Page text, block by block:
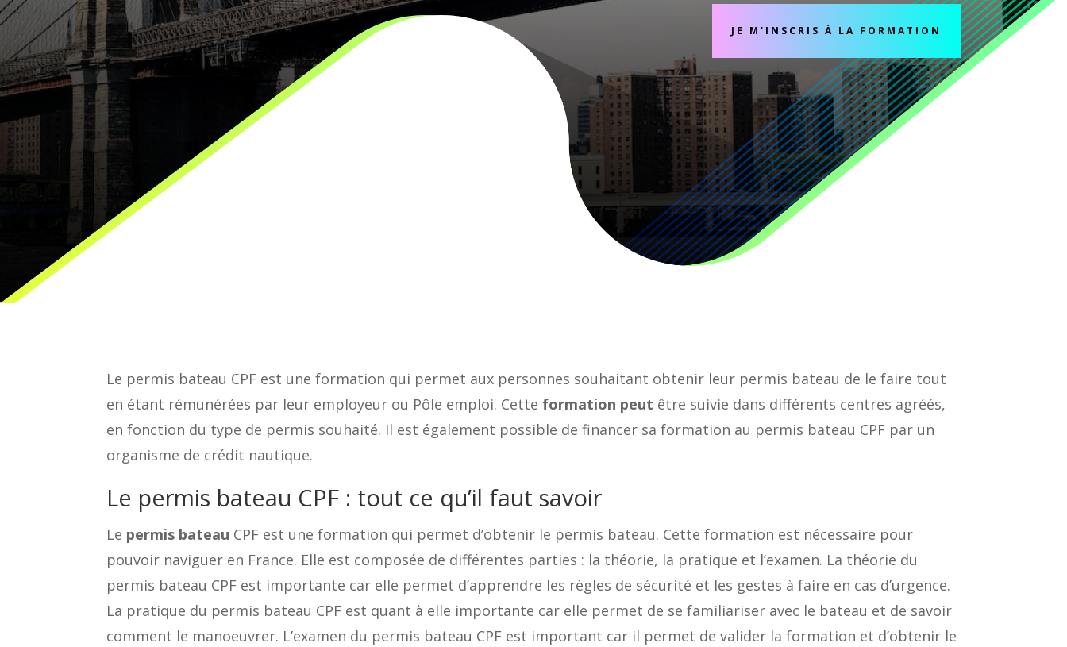
JE M'INSCRIS À LA FORMATION
Le permis bateau CPF est une formation qui permet aux personnes souhaitant obtenir leur permis bateau de le faire tout
en étant rémunérées par leur employeur ou Pôle emploi. Cette formation peut être suivie dans différents centres agréés,
en fonction du type de permis souhaité. Il est également possible de financer sa formation au permis bateau CPF par un
organisme de crédit nautique.
Le permis bateau CPF : tout ce qu’il faut savoir
Le permis bateau CPF est une formation qui permet d’obtenir le permis bateau. Cette formation est nécessaire pour
pouvoir naviguer en France. Elle est composée de différentes parties : la théorie, la pratique et l’examen. La théorie du
permis bateau CPF est importante car elle permet d’apprendre les règles de sécurité et les gestes à faire en cas d’urgence.
La pratique du permis bateau CPF est quant à elle importante car elle permet de se familiariser avec le bateau et de savoir
comment le manoeuvrer. L’examen du permis bateau CPF est important car il permet de valider la formation et d’obtenir le